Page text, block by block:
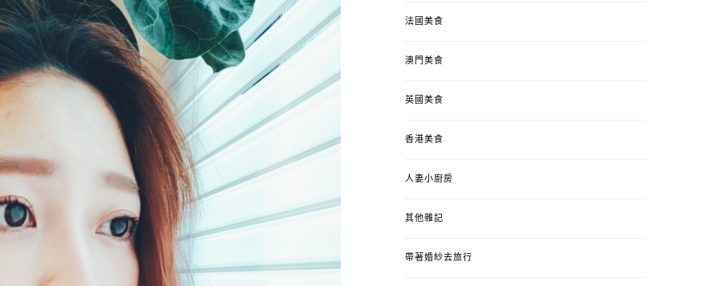
法國美食
澳門美食
英國美食
香港美食
人妻小廚房
其他雜記
帶著婚紗去旅行